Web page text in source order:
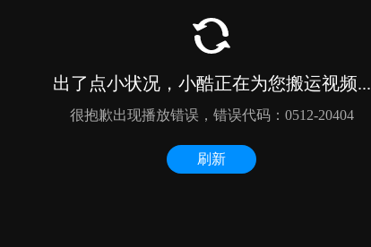
出了点小状况，小酷正在为您搬运视频...
很抱歉出现播放错误，错误代码：0512-20404
刷新